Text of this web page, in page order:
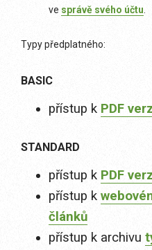
ve správě svého účtu
Typy předplatného:
BASIC
přístup k PDF
STANDARD
přístup k PDF
přístup k
článků
přístup k archivu